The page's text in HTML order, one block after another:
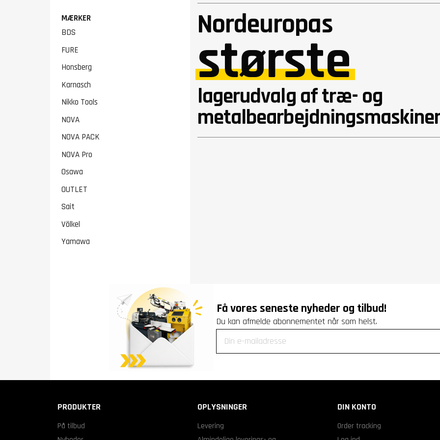
MÆRKER
BDS
FURE
Honsberg
Karnasch
Nikko Tools
NOVA
NOVA PACK
NOVA Pro
Osawa
OUTLET
Sait
Völkel
Yamawa
Nordeuropas
største
lagerudvalg af træ- og
Få vores seneste nyheder og tilbud!
Du kan afmelde abonnementet når som helst.
PRODUKTER
På tilbud
OPLYSNINGER
Levering
DIN KONTO
Order tracking